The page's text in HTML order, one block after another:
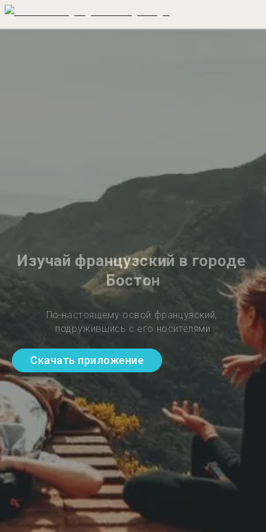
Изучай французский в городе
Бостон
По-настоящему освой французский,
подружившись с его носителями
Скачать приложение